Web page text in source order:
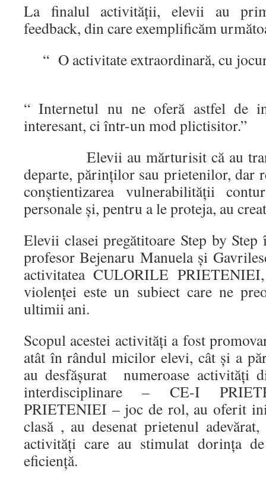
La finalul activității, elevii au
feedback, din care exemplificăm
“ O activitate extraordinară, cu
“ Internetul nu ne oferă astfel de
interesant, ci într-un mod plictisitor.”
Elevii au mărturisit că au
departe, părinților sau prietenilor, dar
conștientizarea vulnerabilității
personale și, pentru a le proteja, au
Elevii clasei pregătitoare Step by Step
profesor Bejenaru Manuela și
activitatea CULORILE PRIETENIEI,
violenței este un subiect care ne
ultimii ani.
Scopul acestei activități a fost
atât în rândul micilor elevi, cât și a
au desfășurat numeroase activități
interdisciplinare – CE-I
PRIETENIEI – joc de rol, au oferit
clasă , au desenat prietenul
activități care au stimulat dorința
eficiență.